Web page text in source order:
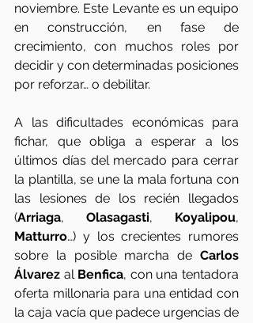
noviembre. Este Levante es un equipo
en construcción, en fase de
crecimiento, con muchos roles por
decidir y con determinadas posiciones
por reforzar… o debilitar.
A las dificultades económicas para
fichar, que obliga a esperar a los
últimos días del mercado para cerrar
la plantilla, se une la mala fortuna con
las lesiones de los recién llegados
(Arriaga, Olasagasti, Koyalipou
Matturro…) y los crecientes rumores
sobre la posible marcha de Carlos
Álvarez al Benfica, con una tentadora
oferta millonaria para una entidad con
la caja vacía que padece urgencias de